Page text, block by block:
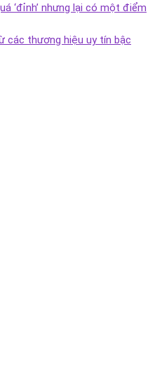
‘đỉnh’ nhưng lại có một điểm
các thương hiệu uy tín bậc